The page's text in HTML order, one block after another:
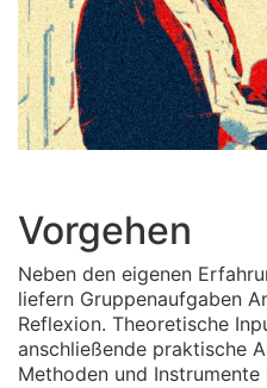
Vorgehen
Neben den eigenen
liefern Gruppenaufgaben
Reflexion. Theoretische
anschließende praktische
Methoden und